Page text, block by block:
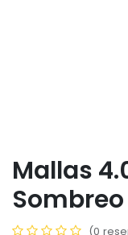
Mallas
Sombreo
(0